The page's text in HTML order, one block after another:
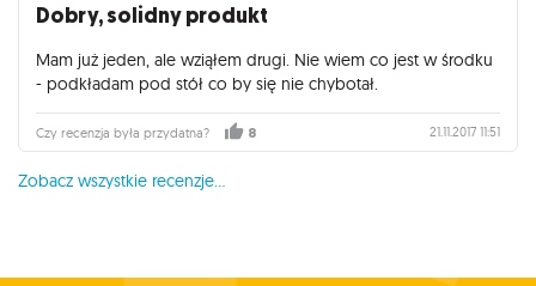
Dobry, solidny produkt
Mam już jeden, ale wziąłem drugi. Nie wiem co jest w środku
- podkładam pod stół co by się nie chybotał.
Czy recenzja była przydatna? 8 21.11.2017 11:51
Zobacz wszystkie recenzje...